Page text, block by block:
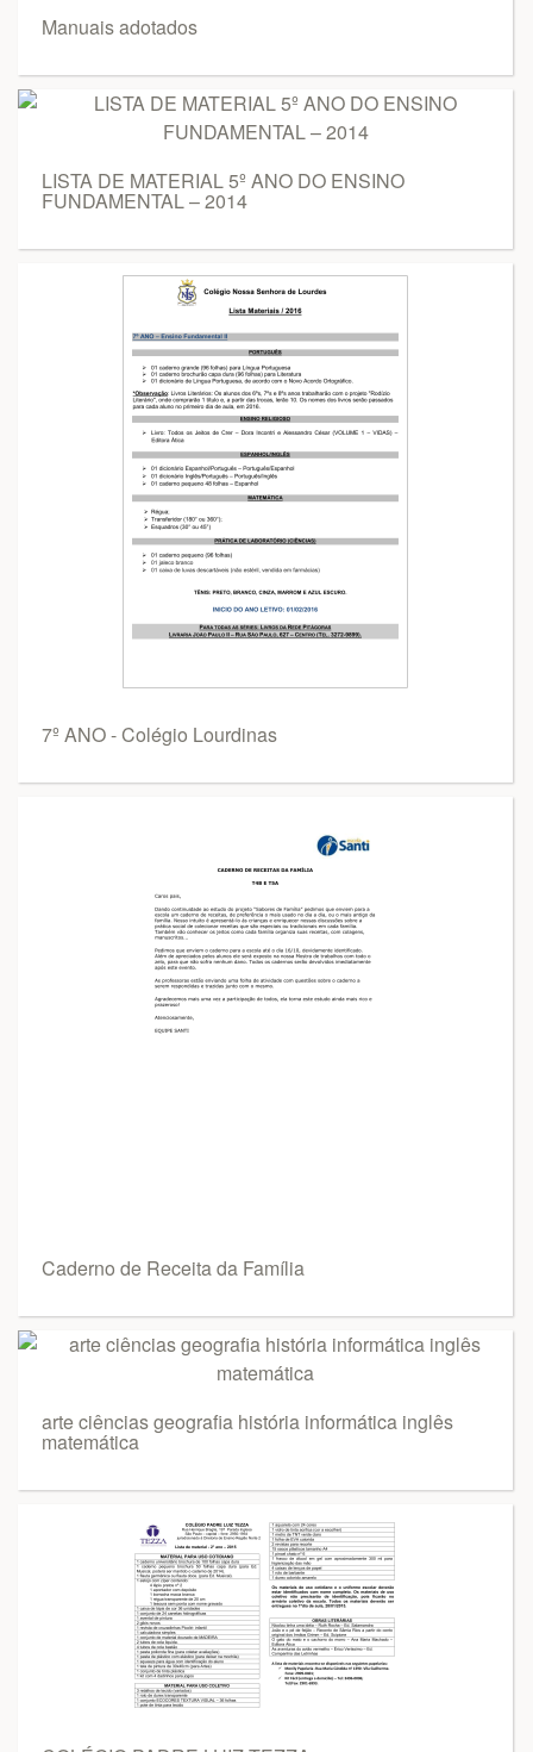
Manuais adotados
LISTA DE MATERIAL 5º ANO DO ENSINO
FUNDAMENTAL – 2014
7º ANO - Colégio Lourdinas
Caderno de Receita da Família
arte ciências geografia história informática inglês
matemática